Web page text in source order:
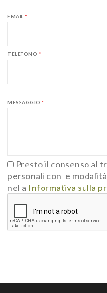
EMAIL *
TELEFONO *
MESSAGGIO *
Presto il consenso al
personali con le
nella Informativa sulla